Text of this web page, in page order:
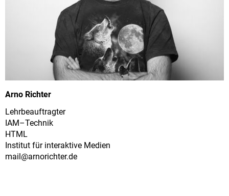
Arno Richter
Lehrbeauftragter
IAM–Technik
HTML
Institut für interaktive Medien
mail@arnorichter.de